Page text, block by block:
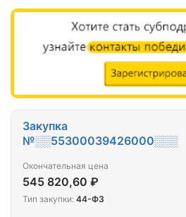
Закупка
№░░55300039426000░░░
Окончательная цена
545 820,60 ₽
Тип закупки: 44-ФЗ